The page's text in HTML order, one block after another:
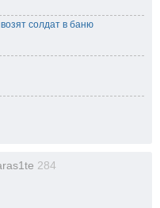
солдат в баню
284